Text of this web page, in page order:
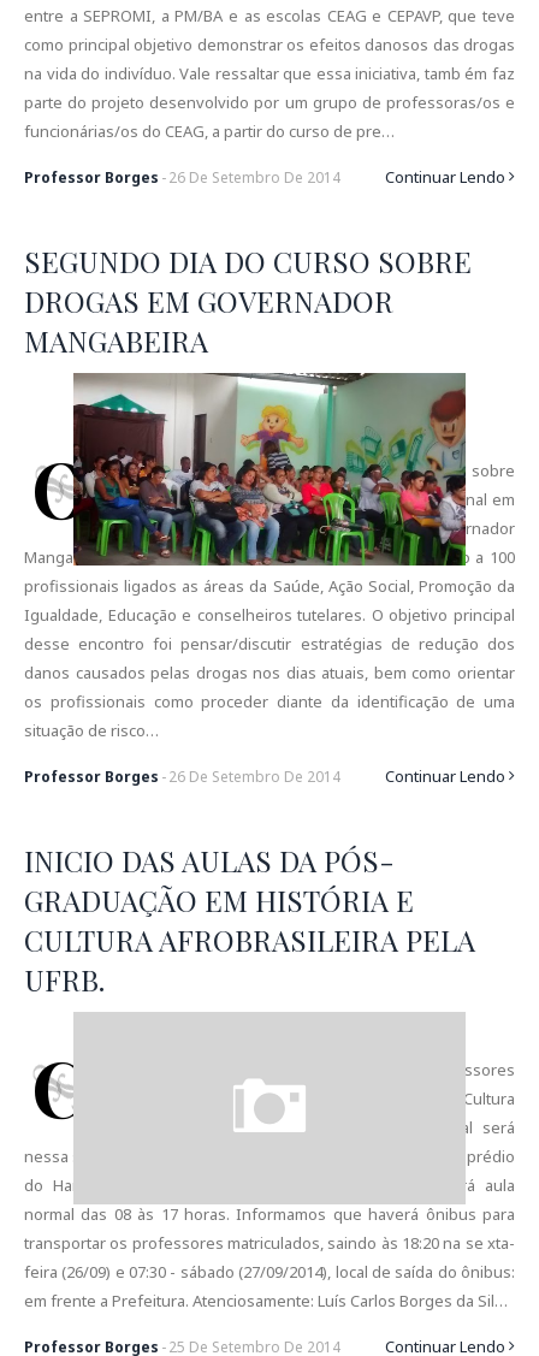
entre a SEPROMI, a PM/BA e as escolas CEAG e CEPAVP, que teve
como principal objetivo demonstrar os efeitos danosos das drogas
na vida do indivíduo. Vale ressaltar que essa iniciativa, tamb ém faz
parte do projeto desenvolvido por um grupo de professoras/os e
funcionárias/os do CEAG, a partir do curso de pre…
Professor Borges -26 De Setembro De 2014 Continuar Lendo
SEGUNDO DIA DO CURSO SOBRE
DROGAS EM GOVERNADOR
MANGABEIRA
O
segundo dia do curso de Atualização sobre
Intervenção Breve e Aconselhamento Motivacional em
Crack e outras Drogas do município de Governador
Mangabeira , aconteceu no último dia 23/03/2014, destinado a 100
profissionais ligados as áreas da Saúde, Ação Social, Promoção da
Igualdade, Educação e conselheiros tutelares. O objetivo principal
desse encontro foi pensar/discutir estratégias de redução dos
danos causados pelas drogas nos dias atuais, bem como orientar
os profissionais como proceder diante da identificação de uma
situação de risco…
Professor Borges -26 De Setembro De 2014 Continuar Lendo
INICIO DAS AULAS DA PÓS-
GRADUAÇÃO EM HISTÓRIA E
CULTURA AFROBRASILEIRA PELA
UFRB.
C
omunicamos as professoras e professores
matriculados para a pós-graduação em História e Cultura
Afrobrasileira pela UFRB, que a aula inaugural será
nessa sexta-feira (26/09/2014), às 19 horas em Cachoeira, no prédio
do Hansen Bahia, também no sábado 27/09/2014, haverá aula
normal das 08 às 17 horas. Informamos que haverá ônibus para
transportar os professores matriculados, saindo às 18:20 na se xta-
feira (26/09) e 07:30 - sábado (27/09/2014), local de saída do ônibus:
em frente a Prefeitura. Atenciosamente: Luís Carlos Borges da Sil…
Professor Borges -25 De Setembro De 2014 Continuar Lendo